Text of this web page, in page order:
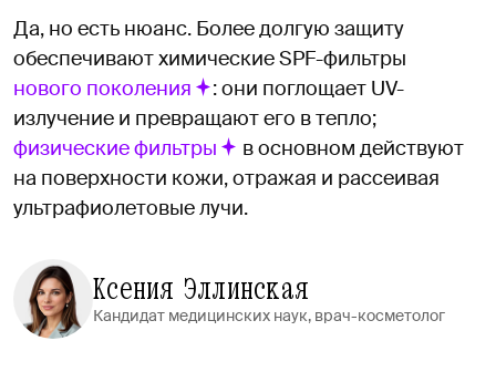
Да, но есть нюанс. Более долгую защиту
обеспечивают химические SPF-фильтры
нового поколения
: они поглощает UV-
излучение и превращают его в тепло;
физические фильтры
в основном действуют
на поверхности кожи, отражая и рассеивая
ультрафиолетовые лучи.
Ксения Эллинская
Кандидат медицинских наук, врач-косметолог